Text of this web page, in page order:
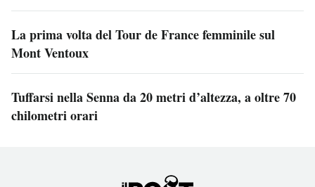
La prima volta del Tour de France femminile sul
Mont Ventoux
Tuffarsi nella Senna da 20 metri d’altezza, a oltre 70
chilometri orari